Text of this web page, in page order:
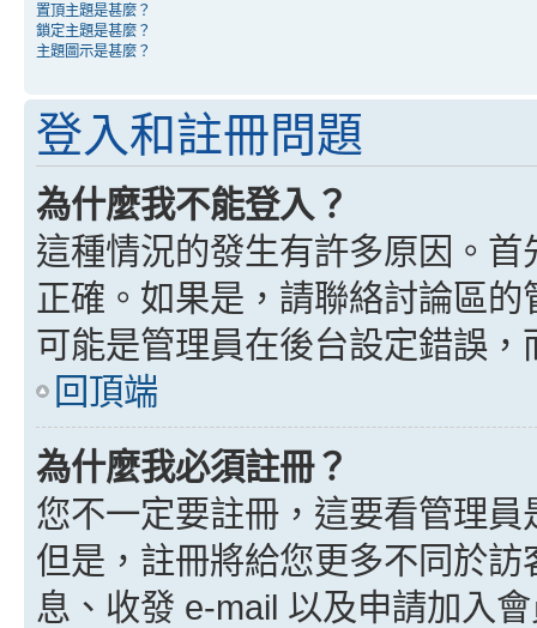
置頂主題是甚麼？
鎖定主題是甚麼？
主題圖示是甚麼？
登入和註冊問題
為什麼我不能登入？
這種情況的發生有許多原因。
正確。如果是，請聯絡討論區
可能是管理員在後台設定錯誤
回頂端
為什麼我必須註冊？
您不一定要註冊，這要看管理
但是，註冊將給您更多不同於
息、收發 e-mail 以及申請加入